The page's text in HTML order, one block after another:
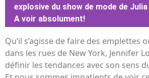
explosive du show de mode de Julia
A voir absolument!
Qu’il s’agisse de faire des emplettes
dans les rues de New York, Jennifer
définir les tendances avec son sens